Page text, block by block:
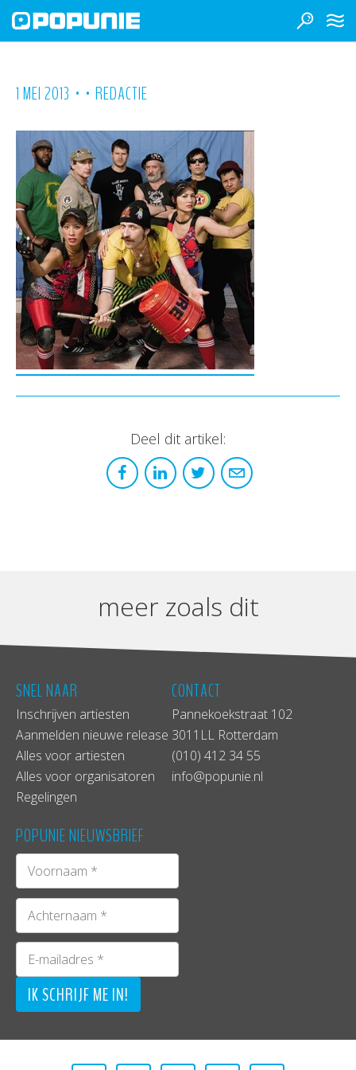
1 MEI 2013 • • REDACTIE
Deel dit artikel:
meer zoals dit
SNEL NAAR
Inschrijven artiesten
Aanmelden nieuwe release
Alles voor artiesten
Alles voor organisatoren
Regelingen
CONTACT
Pannekoekstraat 102
3011LL Rotterdam
(010) 412 34 55
info@popunie.nl
POPUNIE NIEUWSBRIEF